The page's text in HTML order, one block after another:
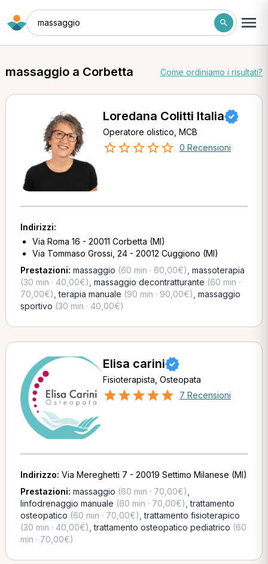
massaggio
massaggio a Corbetta Come ordiniamo i risultati?
Loredana Colitti Italia
Operatore olistico, MCB
0 Recensioni
Indirizzi:
Via Roma 16 - 20011 Corbetta (MI)
Via Tommaso Grossi, 24 - 20012 Cuggiono (MI)
Prestazioni: massaggio (60 min · 60,00€) massoterapia
(30 min · 40,00€) massaggio decontratturante (60 min ·
70,00€) ,terapia manuale (90 min · 90,00€) massaggio
sportivo (30 min · 40,00€)
Elisa carini
Fisioterapista, Osteopata
7 Recensioni
Indirizzo: Via Mereghetti 7 - 20019 Settimo Milanese (MI)
Prestazioni: massaggio (60 min · 70,00€)
linfodrenaggio manuale (60 min · 70,00€) ,trattamento
osteopatico (60 min · 70,00€) ,trattamento fisioterapico
(30 min · 40,00€) ,trattamento osteopatico pediatrico (60
min · 70,00€)